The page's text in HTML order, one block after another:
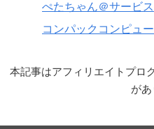
ぺたちゃん＠サービス
コンパックコンピュ
本記事はアフィリエイトプロ
が